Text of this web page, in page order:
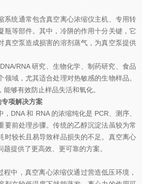
系统通常包含真空离心浓缩仪主机、专用转
瓶等部件。其中，冷阱的作用十分关键，它
真空泵造成损害的溶剂蒸气，为真空泵提供
DNA/RNA研究、生物化学、制药研究、食品
领域，尤其适合处理对热敏感的生物样品。
够有效防止样品失活和氧化。
项解决方案
， DNA和 RNA 的浓缩纯化是 PCR 、测序、
要前处理步骤。传统的乙醇沉淀法虽较为常
时较长且易导致样品损失的不足。真空离心
提供了更高效、更可靠的方案。
程中，真空离心浓缩仪通过营造低压环境，